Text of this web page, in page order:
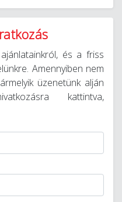
és a friss
Amennyiben nem
üzenetünk alján
kattintva,